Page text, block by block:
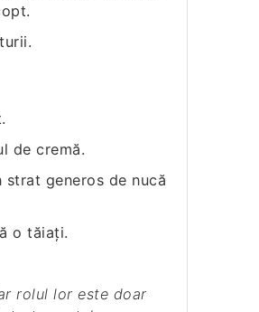
de cremă.
strat generos de nucă
o tăiaţi.